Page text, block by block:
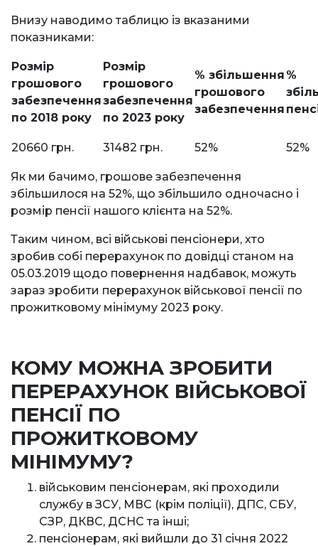
Внизу наводимо таблицю із вказаними
показниками:
Розмір
грошового
забезпечення
по 2018 року
Розмір
грошового
забезпечення
по 2023 року
% збільшення
грошового
забезпечення
%
20660 грн. 31482 грн. 52% 52%
Як ми бачимо, грошове забезпечення
збільшилося на 52%, що збільшило одночасно і
розмір пенсії нашого клієнта на 52%.
Таким чином, всі військові пенсіонери, хто
зробив собі перерахунок по довідці станом на
05.03.2019 щодо повернення надбавок, можуть
зараз зробити перерахунок військової пенсії по
прожитковому мінімуму 2023 року.
КОМУ МОЖНА ЗРОБИТИ
ПЕРЕРАХУНОК ВІЙСЬКОВОЇ
ПЕНСІЇ ПО
ПРОЖИТКОВОМУ
МІНІМУМУ?
військовим пенсіонерам, які проходили
службу в ЗСУ, МВС (крім поліції), ДПС, СБУ,
СЗР, ДКВС, ДСНС та інші;
пенсіонерам, які вийшли до 31 січня 2022